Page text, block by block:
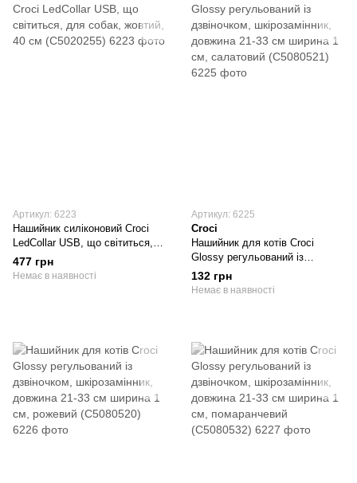
Артикул: 6223
Нашийник силіконовий Croci
LedCollar USB, що світиться,
для собак, жовтий, 40 см
(C5020255)
477 грн
Немає в наявності
Артикул: 6225
Croci
Нашийник для котів Croci
Glossy регульований із
дзвіночком, шкірозамінник,
довжина 21-33 см ширина 1 см,
132 грн
Немає в наявності